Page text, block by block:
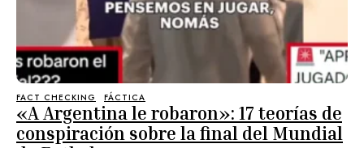
FACT CHECKING FÁCTICA
«A Argentina le robaron»: 17 teorías de
conspiración sobre la final del Mundial